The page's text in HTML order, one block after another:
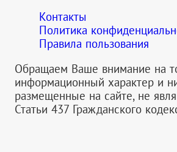
Контакты
Политика
Правила пользования
Обращаем Ваше внимание на
информационный характер и
размещенные на сайте, не
Статьи 437 Гражданского